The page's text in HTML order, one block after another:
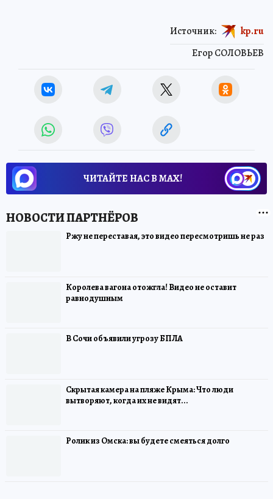
Егор СОЛОВЬЕВ
Источник: kp.ru
ЧИТАЙТЕ НАС В МАХ!
Ржу не переставая, это видео пересмотришь не раз
Королева вагона отожгла! Видео не оставит
равнодушным
В Сочи объявили угрозу БПЛА
Скрытая камера на пляже Крыма: Что люди
вытворяют, когда их не видят...
Ролик из Омска: вы будете смеяться долго